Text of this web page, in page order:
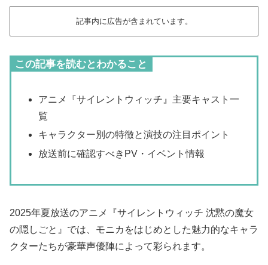
記事内に広告が含まれています。
この記事を読むとわかること
アニメ『サイレントウィッチ』主要キャスト一
覧
キャラクター別の特徴と演技の注目ポイント
放送前に確認すべきPV・イベント情報
2025年夏放送のアニメ『サイレントウィッチ 沈黙の魔女
の隠しごと』では、モニカをはじめとした魅力的なキャラ
クターたちが豪華声優陣によって彩られます。